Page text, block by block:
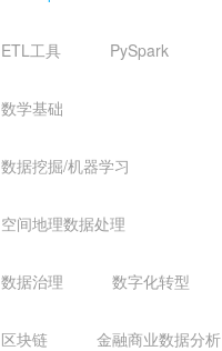
ETL工具 PySpark
数学基础
数据挖掘/机器学习
空间地理数据处理
数据治理 数字化转型
区块链 金融商业数据分析